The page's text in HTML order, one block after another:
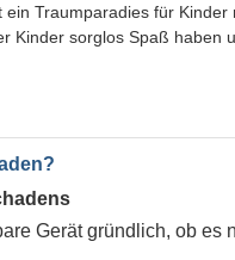
Traumparadies für
Kinder sorglos Spaß haben
Gerät gründlich, ob es